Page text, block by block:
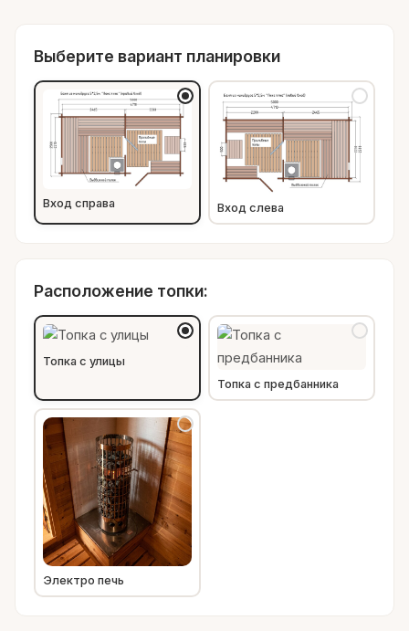
Выберите вариант планировки
Вход справа Вход слева
Расположение топки:
Топка с улицы
Топка с предбанника
Электро печь